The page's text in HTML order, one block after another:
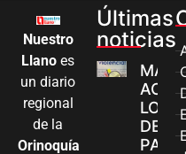
Nuestro
Llano es
un diario
regional
de la
Orinoquía
Últimas
noticias
MÁS
LOS
DE
PARA